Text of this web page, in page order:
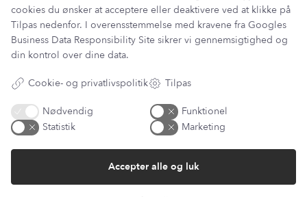
Har du et spørgsmål?
Du kan kontakte vores kundeservice på:
kundeservice@lantzcph.com
Telefon & mail besvares I tidsrummet:
cookies du ønsker at acceptere eller deaktivere ved at klikke på
Tilpas nedenfor. I overensstemmelse med kravene fra Googles
Business Data Responsibility Site sikrer vi gennemsigtighed og
din kontrol over dine data.
Cookie- og privatlivspolitik Tilpas
Nødvendig
Funktionel
Statistik
Marketing
Accepter alle og luk